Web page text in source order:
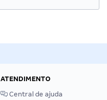
ATENDIMENTO
Central de ajuda